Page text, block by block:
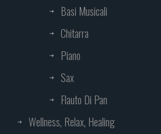
Basi Musicali
Chitarra
Piano
Sax
Flauto Di Pan
Wellness, Relax, Healing